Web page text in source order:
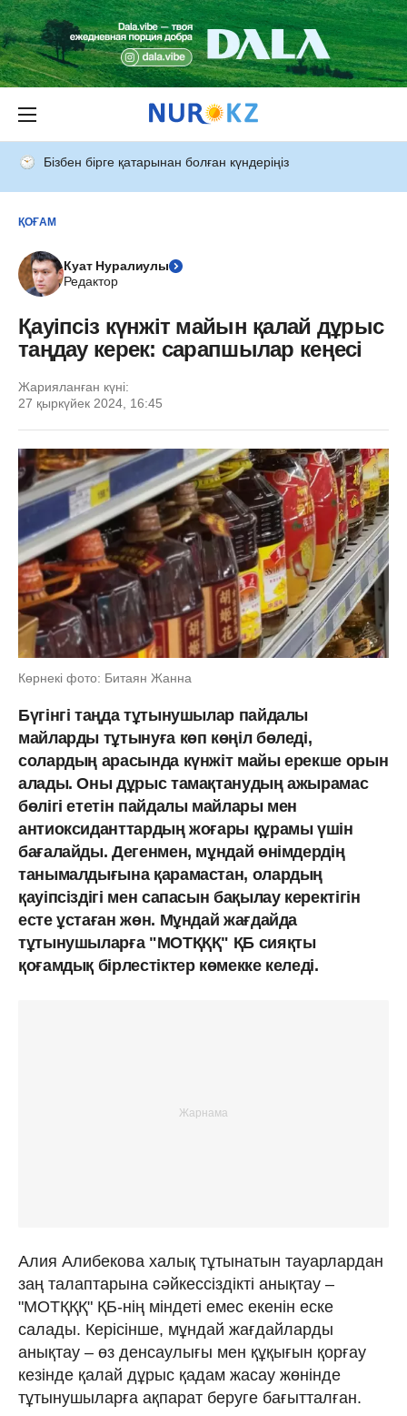
Бізбен бірге қатарынан болған күндеріңіз
ҚОҒАМ
Куат Нуралиулы
Редактор
Қауіпсіз күнжіт майын қалай дұрыс
таңдау керек: сарапшылар кеңесі
Жарияланған күні:
27 қыркүйек 2024, 16:45
Көрнекі фото: Битаян Жанна
Бүгінгі таңда тұтынушылар пайдалы
майларды тұтынуға көп көңіл бөледі,
солардың арасында күнжіт майы ерекше орын
алады. Оны дұрыс тамақтанудың ажырамас
бөлігі ететін пайдалы майлары мен
антиоксиданттардың жоғары құрамы үшін
бағалайды. Дегенмен, мұндай өнімдердің
танымалдығына қарамастан, олардың
қауіпсіздігі мен сапасын бақылау керектігін
есте ұстаған жөн. Мұндай жағдайда
тұтынушыларға "MOТҚҚҚ" ҚБ сияқты
қоғамдық бірлестіктер көмекке келеді.
Алия Алибекова халық тұтынатын тауарлардан
заң талаптарына сәйкессіздікті анықтау –
"MOТҚҚҚ" ҚБ-нің міндеті емес екенін еске
салады. Керісінше, мұндай жағдайларды
анықтау – өз денсаулығы мен құқығын қорғау
кезінде қалай дұрыс қадам жасау жөнінде
тұтынушыларға ақпарат беруге бағытталған.